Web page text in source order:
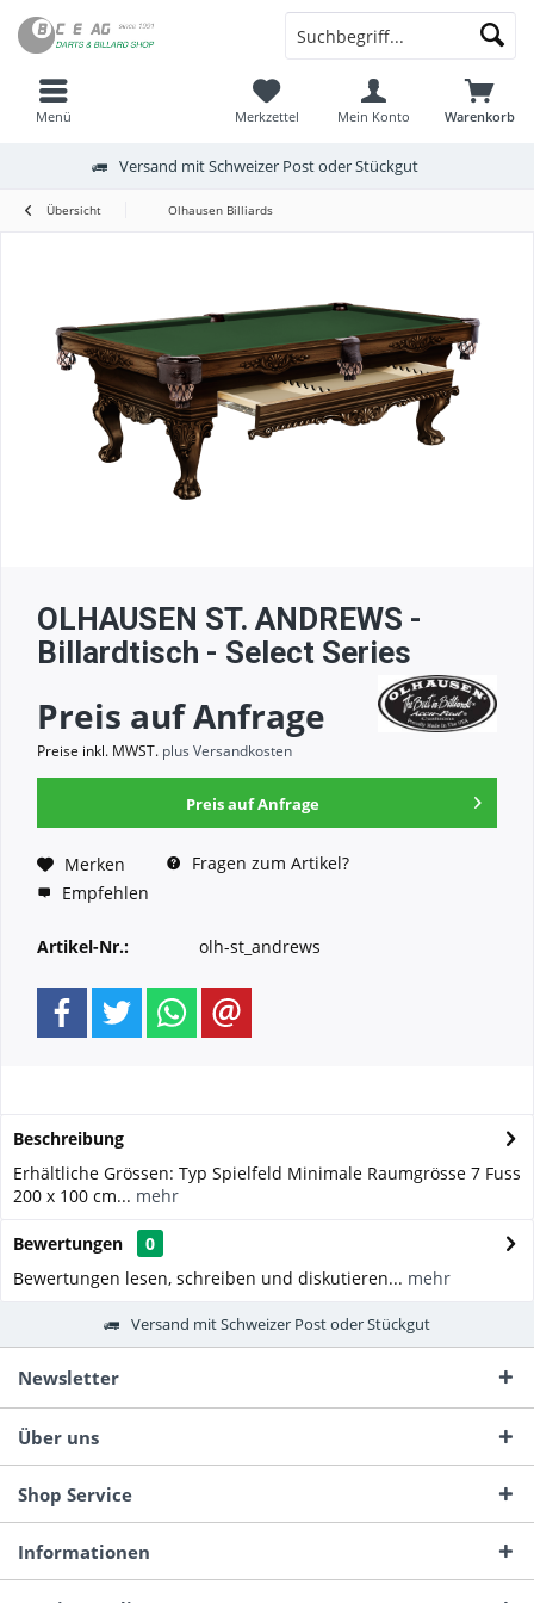
Menü Warenkorb
Merkzettel Mein Konto
Versand mit Schweizer Post oder Stückgut
Übersicht Olhausen Billiards
OLHAUSEN ST. ANDREWS -
Billardtisch - Select Series
Preis auf Anfrage
Preise inkl. MWST. plus Versandkosten
Preis auf Anfrage
Merken
Fragen zum Artikel?
Empfehlen
Artikel-Nr.: olh-st_andrews
Beschreibung
Erhältliche Grössen: Typ Spielfeld Minimale Raumgrösse 7 Fuss
200 x 100 cm... mehr
Bewertungen
0
Bewertungen lesen, schreiben und diskutieren... mehr
Versand mit Schweizer Post oder Stückgut
Newsletter
Über uns
Shop Service
Informationen